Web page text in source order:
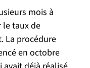
mois à
taux de
La procédure
en octobre